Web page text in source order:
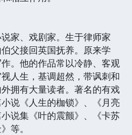
、戏剧家。生于律师家
父接回英国抚养。原来学
。他的作品常以冷静、客观
人生，基调超然，带讽刺和
拥有大量读者。著名的有戏
说《人生的枷锁》、《月亮
说集《叶的震颤》、《卡苏
等。